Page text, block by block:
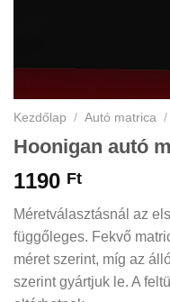
Kezdőlap / Autó matrica /
Hoonigan autó
1190 Ft
Méretválasztásnál az
függőleges. Fekvő
méret szerint, míg az
szerint gyártjuk le. A